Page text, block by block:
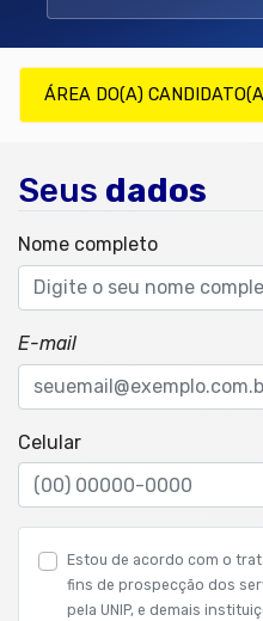
ÁREA DO(A)
Seus dados
Nome completo
E-mail
Celular
Estou de acordo com o
fins de prospecção dos
pela UNIP, e demais